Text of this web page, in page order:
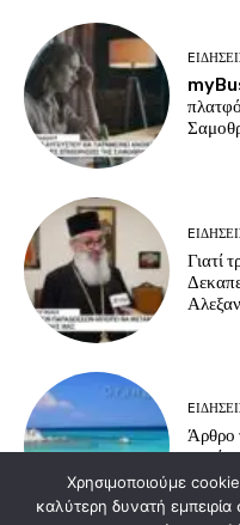
Γιατί
Άρθρο
γιατί
νησιά
Χρησιμοποιούμε
καλύτερη δυνατή